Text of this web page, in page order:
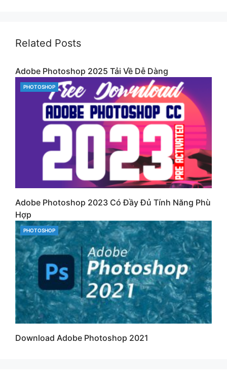
Related Posts
Adobe Photoshop 2025 Tải Về Dễ Dàng
CATEGORIES
PHOTOSHOP
Adobe Photoshop 2023 Có Đầy Đủ Tính Năng Phù
Hợp
CATEGORIES
PHOTOSHOP
Download Adobe Photoshop 2021